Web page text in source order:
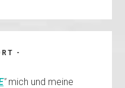
-
"mich und meine